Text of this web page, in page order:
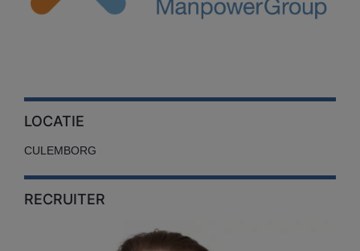
LOCATIE
CULEMBORG
RECRUITER